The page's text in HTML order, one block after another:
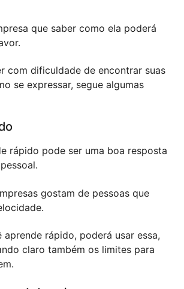
que saber como ela poderá
com dificuldade de encontrar suas
se expressar, segue algumas
rápido pode ser uma boa resposta
gostam de pessoas que
aprende rápido, poderá usar essa,
claro também os limites para